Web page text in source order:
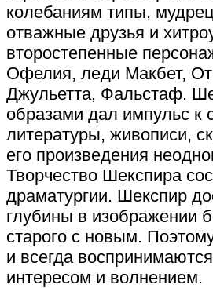
колебаниям типы,
отважные друзья и
второстепенные
Офелия, леди Макбет,
Джульетта, Фальстаф.
образами дал импульс к
литературы, живописи,
его произведения
Творчество Шекспира
драматургии. Шекспир
глубины в изображении
старого с новым.
и всегда
интересом и волнением.